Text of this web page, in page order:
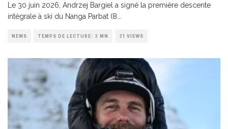
Le 30 juin 2026, Andrzej Bargiel a signé la première descente
intégrale à ski du Nanga Parbat (8
NEWS TEMPS DE LECTURE: 3 MN 31 VIEWS